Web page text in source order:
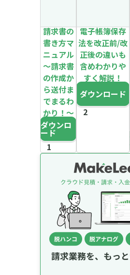
請求書の
書き方マ
ニュアル
～請求書
の作成か
ら送付ま
でまるわ
かり！～
ダウンロ
ード
電子帳簿保存
法を改正前/改
正後の違いも
含めわかりや
すく解説！
ダウンロード